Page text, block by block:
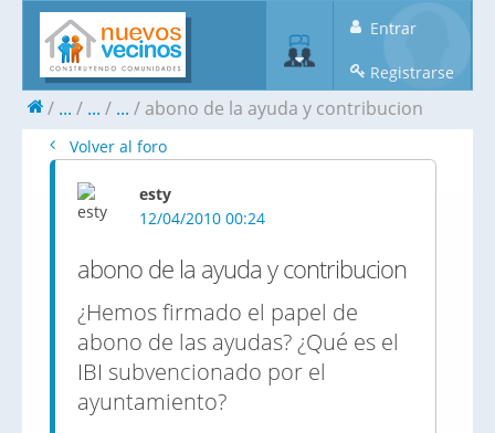
Entrar
Registrarse
... ... ... abono de la ayuda y contribucion
Volver al foro
esty
12/04/2010 00:24
abono de la ayuda y contribucion
¿Hemos firmado el papel de
abono de las ayudas? ¿Qué es el
IBI subvencionado por el
ayuntamiento?